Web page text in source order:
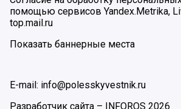
помощью сервисов Yandex.Metrika,
top.mail.ru
Показать баннерные места
E-mail: info@polesskyvestnik.ru
Разработчик сайта – INFOROS 2026